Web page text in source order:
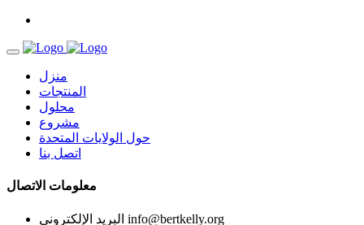
منزل
المنتجات
محلول
مشروع
حول الولايات المتحدة
اتصل بنا
معلومات الاتصال
البريد الإلكتروني info@bertkelly.org